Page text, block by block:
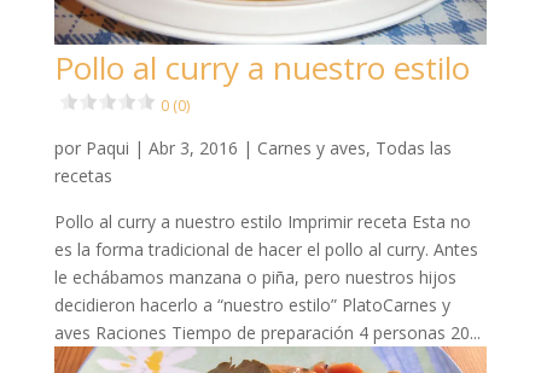
Pollo al curry a nuestro estilo
0 (0)
por Paqui | Abr 3, 2016 | Carnes y aves, Todas las
recetas
Pollo al curry a nuestro estilo Imprimir receta Esta no
es la forma tradicional de hacer el pollo al curry. Antes
le echábamos manzana o piña, pero nuestros hijos
decidieron hacerlo a “nuestro estilo” PlatoCarnes y
aves Raciones Tiempo de preparación 4 personas 20...